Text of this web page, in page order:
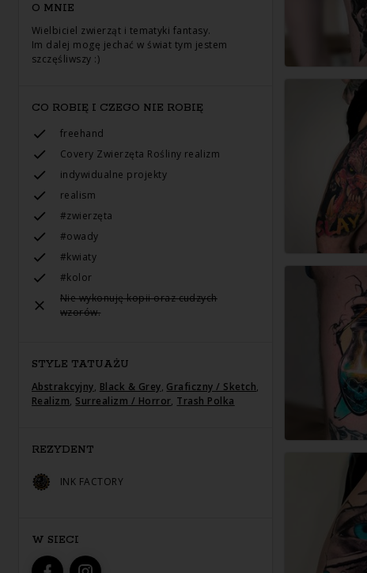
O MNIE
Wielbiciel zwierząt i tematyki fantasy.
Im dalej mogę jechać w świat tym jestem
szczęśliwszy :)
CO ROBIĘ I CZEGO NIE ROBIĘ
freehand
Сovery Zwierzęta Rośliny realizm
indywidualne projekty
realism
#zwierzęta
#owady
#kwiaty
#kolor
Nie wykonuję kopii oraz cudzych
wzorów.
STYLE TATUAŻU
Abstrakcyjny, Black & Grey, Graficzny / Sketch,
Realizm, Surrealizm / Horror, Trash Polka
REZYDENT
INK FACTORY
W SIECI